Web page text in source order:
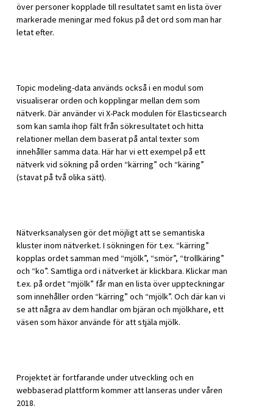
över personer kopplade till resultatet samt en lista över
markerade meningar med fokus på det ord som man har
letat efter.
Topic modeling-data används också i en modul som
visualiserar orden och kopplingar mellan dem som
nätverk. Där använder vi X-Pack modulen för Elasticsearch
som kan samla ihop fält från sökresultatet och hitta
relationer mellan dem baserat på antal texter som
innehåller samma data. Här har vi ett exempel på ett
nätverk vid sökning på orden “kärring” och “käring”
(stavat på två olika sätt).
Nätverksanalysen gör det möjligt att se semantiska
kluster inom nätverket. I sökningen för t.ex. “kärring”
kopplas ordet samman med “mjölk”, “smör”, “trollkäring”
och “ko”. Samtliga ord i nätverket är klickbara. Klickar man
t.ex. på ordet “mjölk” får man en lista över uppteckningar
som innehåller orden “kärring” och “mjölk”. Och där kan vi
se att några av dem handlar om bjäran och mjölkhare, ett
väsen som häxor använde för att stjäla mjölk.
Projektet är fortfarande under utveckling och en
webbaserad plattform kommer att lanseras under våren
2018.